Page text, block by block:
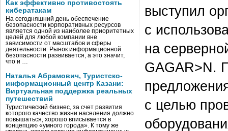
Как эффективно противостоять
кибератакам
На сегодняшний день обеспечение
безопасности корпоративных ресурсов
является одной из наиболее приоритетных
целей для любой компании вне
зависимости от масштабов и сферы
деятельности. Рынок информационной
безопасности развивается, а это значит,
что и …
Наталья Абрамович, Туристско-
информационный центр Казани:
Виртуальная поддержка реальных
путешествий
Туристический бизнес, за счет развития
которого качество жизни населения должно
повышаться, хорошо вписывается в
концепцию «умного города». К тому же
выступил
с
на
GAGAR>N.
с целью